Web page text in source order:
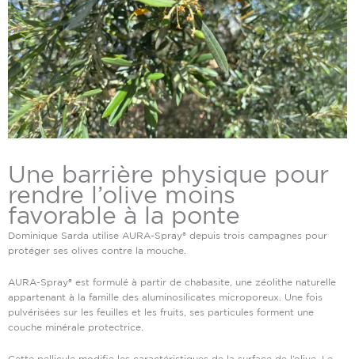
Une barrière physique pour
rendre l’olive moins
favorable à la ponte
Dominique Sarda utilise AURA-Spray® depuis trois campagnes pour
protéger ses olives contre la mouche.
AURA-Spray® est formulé à partir de chabasite, une zéolithe naturelle
appartenant à la famille des aluminosilicates microporeux. Une fois
pulvérisées sur les feuilles et les fruits, ses particules forment une
couche minérale protectrice.